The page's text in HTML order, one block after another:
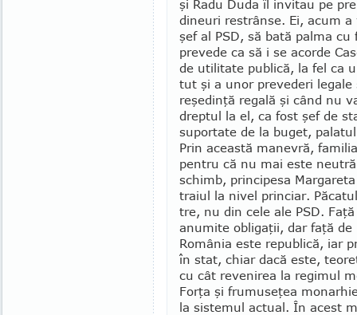
şi Radu Duda îl in­vi­tau pe
dineuri restrânse. Ei, acum
şef al PSD, să bată palma
prevede ca să i se acorde
de utilitate pu­blică, la fel ca
tut şi a unor prevederi legale
reşedinţă regală şi când nu
dreptul la el, ca fost şef de
suportate de la bu­get,
Prin această manevră,
pentru că nu mai este
schimb, principesa
traiul la ni­vel princiar.
tre, nu din cele ale PSD.
anumite obligaţii, dar faţă
România este republică, iar
în stat, chiar dacă es­te,
cu cât re­venirea la regimul
Forţa şi frumuseţea
la sistemul actual. În acest